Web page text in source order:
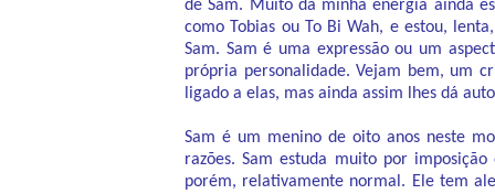
de Sam. Muito da minha energia ainda
como Tobias ou To Bi Wah, e estou,
Sam. Sam é uma expressão ou um
própria personalidade. Vejam bem, um
ligado a elas, mas ainda assim lhes dá
Sam é um menino de oito anos neste
razões. Sam estuda muito por
porém, relativamente normal. Ele tem